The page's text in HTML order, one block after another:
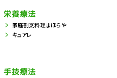
栄養療法
家庭割烹料理まほらや
キュアレ
手技療法